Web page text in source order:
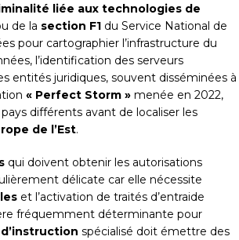
liée aux technologies de
de la section F1 du Service National de
pour cartographier l’infrastructure du
l’identification des serveurs
entités juridiques, souvent disséminées à
« Perfect Storm » menée en 2022,
différents avant de localiser les
de l’Est.
qui doivent obtenir les autorisations
délicate car elle nécessite
et l’activation de traités d’entraide
fréquemment déterminante pour
spécialisé doit émettre des